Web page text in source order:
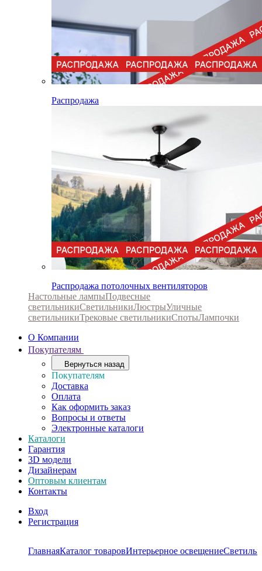
Распродажа
Распродажа потолочных вентиляторов
Настольные лампыПодвесные
светильникиСветильникиЛюстрыУличные
светильникиТрековые светильникиСпотыЛампочки
О Компании
Покупателям
Вернуться назад
Покупателям
Доставка
Оплата
Как оформить заказ
Вопросы и ответы
Электронные каталоги
Каталоги
Гарантия
3D модели
Дизайнерам
Оптовым клиентам
Контакты
Вход
Регистрация
ГлавнаяКаталог товаровИнтерьерное освещение